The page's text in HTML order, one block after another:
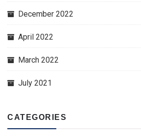
December 2022
April 2022
March 2022
July 2021
CATEGORIES